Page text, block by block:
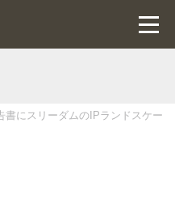
書にスリーダムのIPランドスケー